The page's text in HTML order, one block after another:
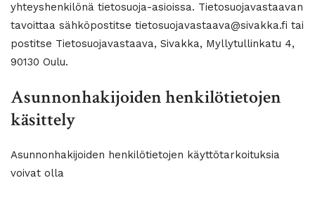
yhteyshenkilönä tietosuoja-asioissa. Tietosuojavastaavan
tavoittaa sähköpostitse tietosuojavastaava@sivakka.fi tai
postitse Tietosuojavastaava, Sivakka, Myllytullinkatu 4,
90130 Oulu.
Asunnonhakijoiden henkilötietojen
käsittely
Asunnonhakijoiden henkilötietojen käyttötarkoituksia
voivat olla